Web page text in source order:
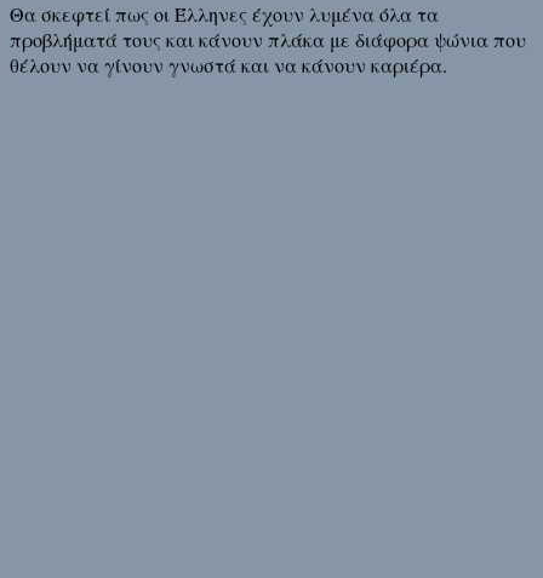
Θα σκεφτεί πως οι Έλληνες έχουν λυμένα όλα τα
προβλήματά τους και κάνουν πλάκα με διάφορα ψώνια που
θέλουν να γίνουν γνωστά και να κάνουν καριέρα.